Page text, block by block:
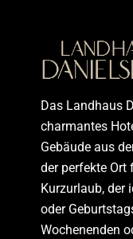
Das Landhaus
charmantes
Gebäude aus
der perfekte Ort
Kurzurlaub, der
oder
Wochenenden